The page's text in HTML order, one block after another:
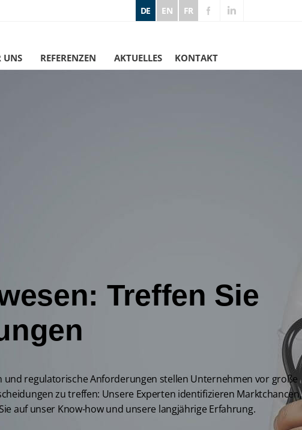
DE EN FR
UNS REFERENZEN AKTUELLES KONTAKT
Treffen Sie
regulatorische Anforderungen stellen Unternehmen vor große
zu treffen: Unsere Experten identifizieren Marktchancen,
auf unser Know-how und unsere langjährige Erfahrung.